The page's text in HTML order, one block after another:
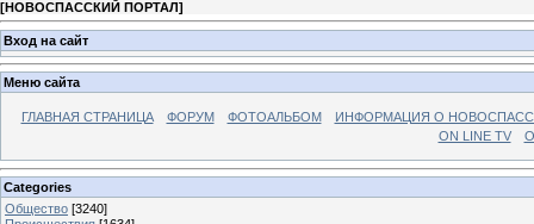
[НОВОСПАССКИЙ ПОРТАЛ]
Вход на сайт
Меню сайта
ГЛАВНАЯ СТРАНИЦА ФОРУМ ФОТОАЛЬБОМ
ИНФОРМАЦИЯ О
ON LINE TV
Categories
Общество [3240]